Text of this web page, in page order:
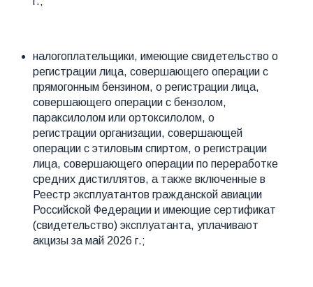
налогоплательщики, имеющие свидетельство о
регистрации лица, совершающего операции с
прямогонным бензином, о регистрации лица,
совершающего операции с бензолом,
параксилолом или ортоксилолом, о
регистрации организации, совершающей
операции с этиловым спиртом, о регистрации
лица, совершающего операции по переработке
средних дистиллятов, а также включенные в
Реестр эксплуатантов гражданской авиации
Российской Федерации и имеющие сертификат
(свидетельство) эксплуатанта, уплачивают
акцизы за май 2026 г.;